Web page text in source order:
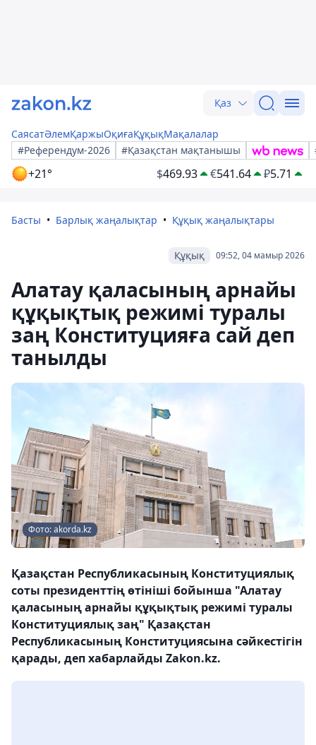
Қаз
СаясатӘлемҚаржыОқиғаҚұқықМақалалар
#Референдум-2026
#Қазақстан мақтанышы
+21° $469.93 €541.64 ₽5.71
Басты Барлық жаңалықтар Құқық жаңалықтары
09:52, 04 мамыр 2026
Құқық
Алатау қаласының арнайы
құқықтық режимі туралы
заң Конституцияға сай деп
танылды
Фото: akorda.kz
Қазақстан Республикасының Конституциялық
соты президенттің өтініші бойынша "Алатау
қаласының арнайы құқықтық режимі туралы
Конституциялық заң" Қазақстан
Республикасының Конституциясына сәйкестігін
қарады, деп хабарлайды Zakon.kz.